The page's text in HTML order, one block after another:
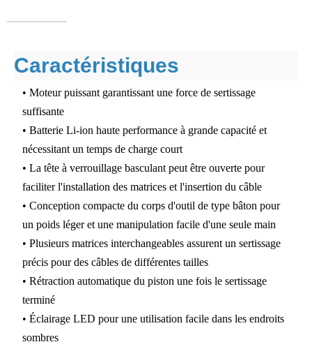
Caractéristiques
• Moteur puissant garantissant une force de sertissage
suffisante
• Batterie Li-ion haute performance à grande capacité et
nécessitant un temps de charge court
• La tête à verrouillage basculant peut être ouverte pour
faciliter l'installation des matrices et l'insertion du câble
• Conception compacte du corps d'outil de type bâton pour
un poids léger et une manipulation facile d'une seule main
• Plusieurs matrices interchangeables assurent un sertissage
précis pour des câbles de différentes tailles
• Rétraction automatique du piston une fois le sertissage
terminé
• Éclairage LED pour une utilisation facile dans les endroits
sombres